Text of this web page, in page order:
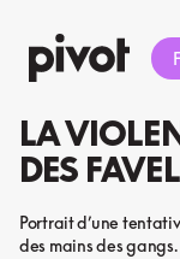
au
contenu
LA
DES
Portrait d’une
des mains des gangs.